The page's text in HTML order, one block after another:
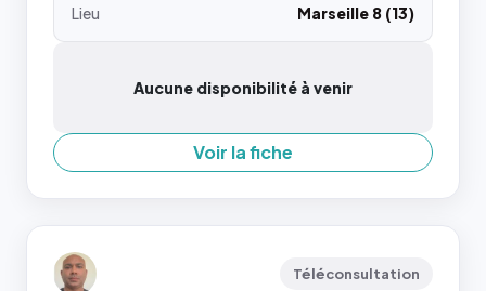
Lieu
Marseille 8 (13)
Aucune disponibilité à venir
Voir la fiche
Téléconsultation